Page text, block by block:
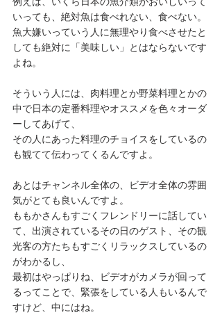
いっても、絶対魚は食べれない、食べない。
魚大嫌いっていう人に無理やり食べさせたと
しても絶対に「美味しい」とはならないです
よね。
そういう人には、肉料理とか野菜料理とかの
中で日本の定番料理やオススメを色々オーダ
ーしてあげて、
その人にあった料理のチョイスをしているの
も観てて伝わってくるんですよ。
あとはチャンネル全体の、ビデオ全体の雰囲
気がとても良いんですよ。
ももかさんもすごくフレンドリーに話してい
て、出演されているその日のゲスト、その観
光客の方たちもすごくリラックスしているの
がわかるし、
最初はやっぱりね、ビデオがカメラが回って
るってことで、緊張をしている人もいるんで
すけど、中にはね。